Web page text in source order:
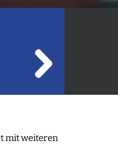
mit weiteren